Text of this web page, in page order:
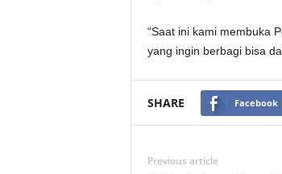
“Saat ini kami membuka
yang ingin berbagi bisa
SHARE Facebook
Previous article